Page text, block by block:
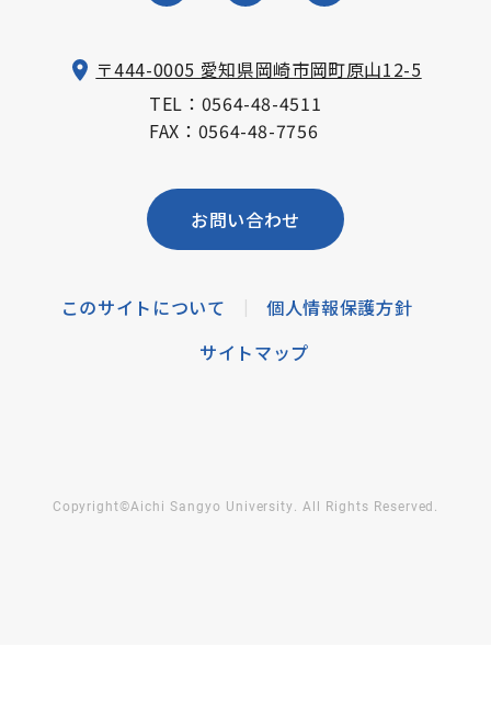
〒444-0005 愛知県岡崎市岡町原山12-5
TEL： 0564-48-4511
FAX：0564-48-7756
お問い合わせ
このサイトについて |
個人情報保護方針
サイトマップ
Copyright©Aichi Sangyo University. All Rights Reserved.